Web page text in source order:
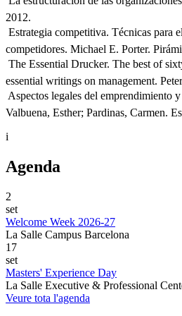
2012.
 Estrategia competitiva. Técnicas para
competidores. Michael E. Porter.
 The Essential Drucker. The best of
essential writings on management.
 Aspectos legales del emprendimiento
Valbuena, Esther; Pardinas, Carmen.
i
Agenda
2
set
Welcome Week 2026-27
La Salle Campus Barcelona
17
set
Masters' Experience Day
La Salle Executive & Professional
Veure tota l'agenda